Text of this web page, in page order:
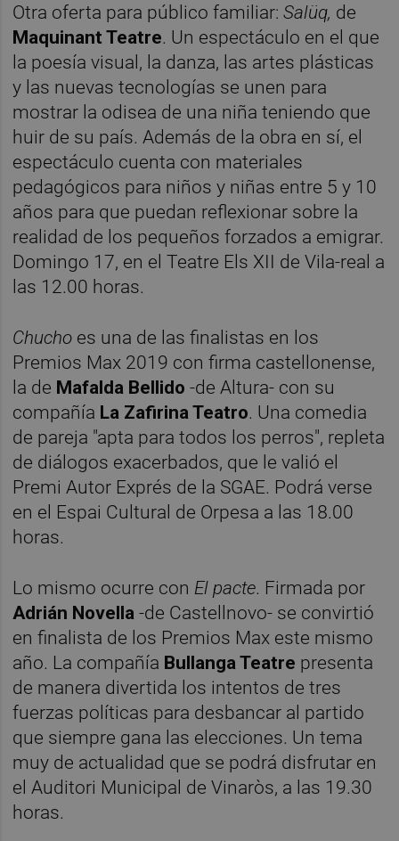
Otra oferta para público familiar:Salüq, de
Maquinant Teatre. Un espectáculo en el que
la poesía visual, la danza, las artes plásticas
y las nuevas tecnologías se unen para
mostrar la odisea de una niña teniendo que
huir de su país. Además de la obra en sí, el
espectáculo cuenta con materiales
pedagógicos para niños y niñas entre 5 y 10
años para que puedan reflexionar sobre la
realidad de los pequeños forzados a emigrar.
Domingo 17, en el Teatre Els XII de Vila-real a
las 12.00 horas.
Chucho es una de las finalistas en los
Premios Max 2019 con firma castellonense,
la de Mafalda Bellido -de Altura- con su
compañía La Zafirina Teatro. Una comedia
de pareja "apta para todos los perros", repleta
de diálogos exacerbados, que le valió el
Premi Autor Exprés de la SGAE. Podrá verse
en el Espai Cultural de Orpesa a las 18.00
horas.
Lo mismo ocurre con El pacte. Firmada por
Adrián Novella -de Castellnovo- se convirtió
en finalista de los Premios Max este mismo
año. La compañía Bullanga Teatre presenta
de manera divertida los intentos de tres
fuerzas políticas para desbancar al partido
que siempre gana las elecciones. Un tema
muy de actualidad que se podrá disfrutar en
el Auditori Municipal de Vinaròs, a las 19.30
horas.